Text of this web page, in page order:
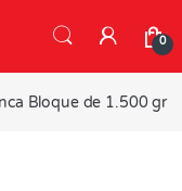
0
Bloque de 1.500 gr